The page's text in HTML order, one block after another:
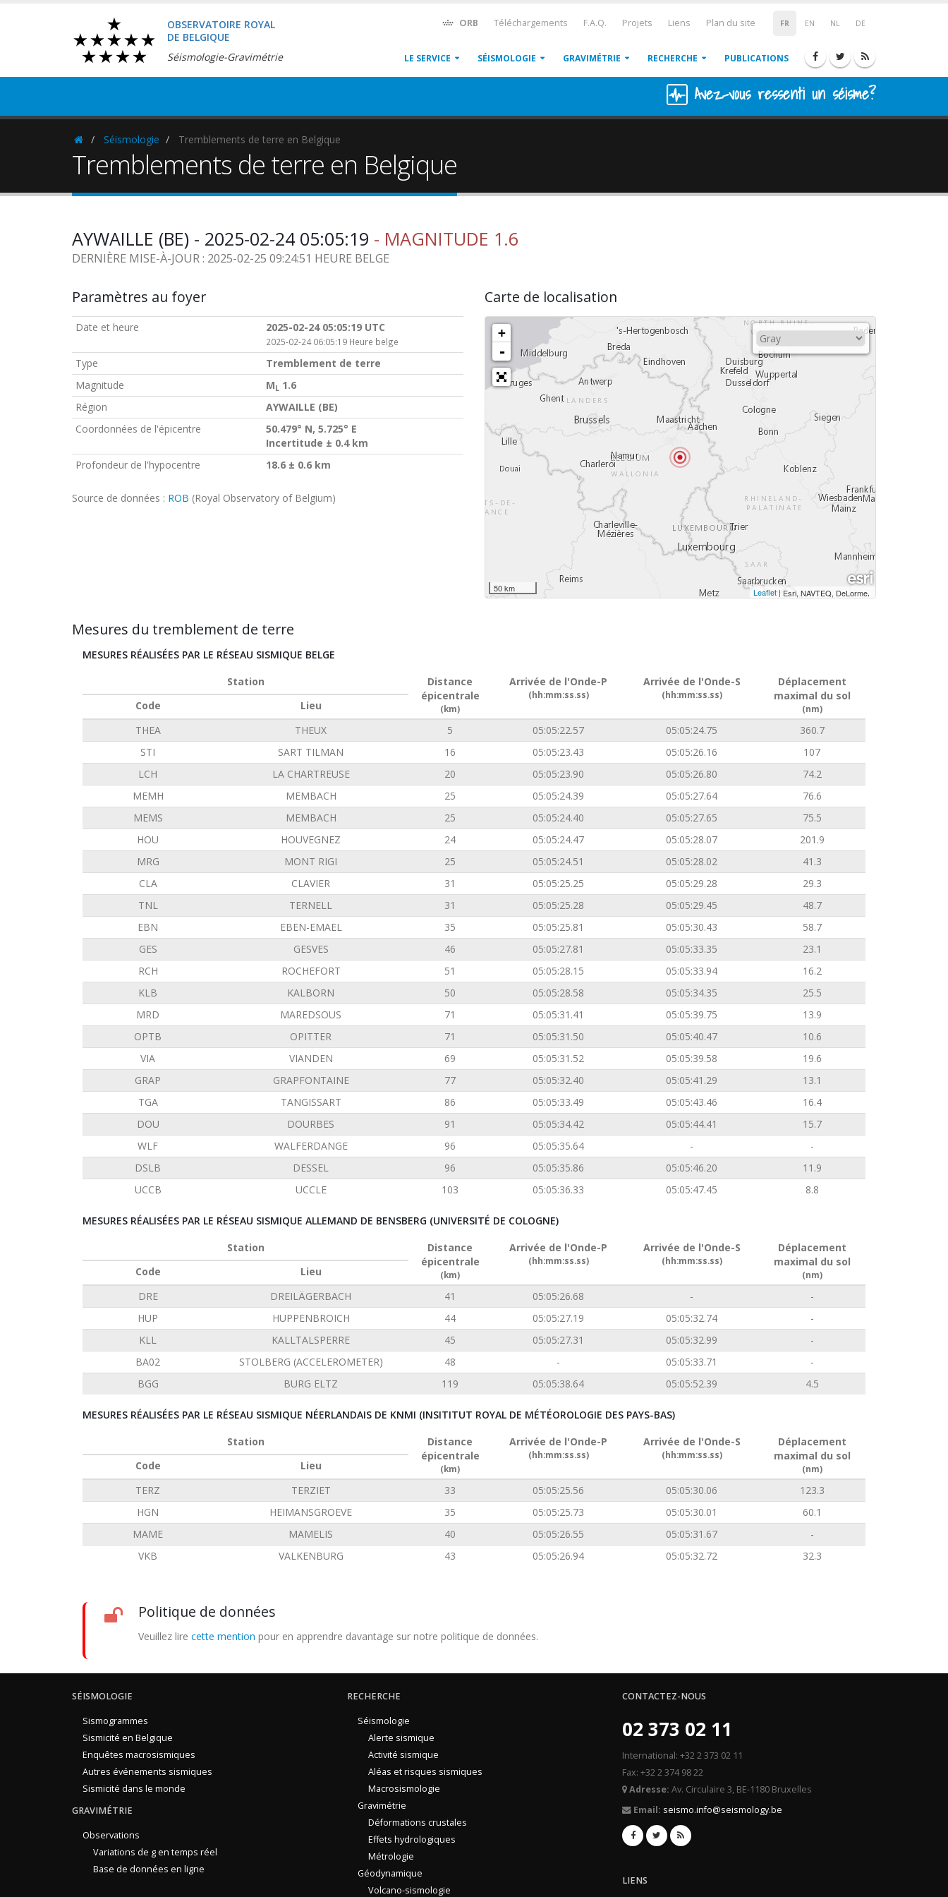
OBSERVATOIRE ROYAL
DE BELGIQUE
Séismologie-Gravimétrie
FR EN NL DE
ORB Téléchargements F.A.Q. Projets Liens Plan du site
LE SERVICE SÉISMOLOGIE GRAVIMÉTRIE RECHERCHE PUBLICATIONS
Avez-vous ressenti un séisme?
HomepageSéismologie Tremblements de terre en Belgique
Tremblements de terre en Belgique
AYWAILLE (BE) - 2025-02-24 05:05:19 - MAGNITUDE 1.6
DERNIÈRE MISE-À-JOUR : 2025-02-25 09:24:51 HEURE BELGE
Paramètres au foyer
Date et heure 2025-02-24 05:05:19 UTC
2025-02-24 06:05:19 Heure belge
Type
Tremblement de terre
Magnitude
ML 1.6
Région
AYWAILLE (BE)
Coordonnées de l'épicentre
50.479° N, 5.725° E
Incertitude ± 0.4 km
Profondeur de l'hypocentre
18.6 ± 0.6 km
Source de données : ROB (Royal Observatory of Belgium)
Carte de localisation
+
-
50 km Leaflet | Esri, NAVTEQ, DeLorme,
Mesures du tremblement de terre
MESURES RÉALISÉES PAR LE RÉSEAU SISMIQUE BELGE
Station
Distance
épicentrale
(km)
Arrivée de l'Onde-P
(hh:mm:ss.ss)
Arrivée de l'Onde-S
(hh:mm:ss.ss)
Déplacement
maximal du sol
(nm)
Code
Lieu
THEA
THEUX 5 05:05:22.57 05:05:24.75
360.7
STI
SART TILMAN 16 05:05:23.43 05:05:26.16
107
LCH
LA CHARTREUSE 20 05:05:23.90 05:05:26.80
74.2
MEMH
MEMBACH 25 05:05:24.39 05:05:27.64
76.6
MEMS
MEMBACH 25 05:05:24.40 05:05:27.65
75.5
HOU
HOUVEGNEZ 24 05:05:24.47 05:05:28.07
201.9
MRG
MONT RIGI 25 05:05:24.51 05:05:28.02
41.3
CLA
CLAVIER 31 05:05:25.25 05:05:29.28
29.3
TNL
TERNELL 31 05:05:25.28 05:05:29.45
48.7
EBN
EBEN-EMAEL 35 05:05:25.81 05:05:30.43
58.7
GES
GESVES 46 05:05:27.81 05:05:33.35
23.1
RCH
ROCHEFORT 51 05:05:28.15 05:05:33.94
16.2
KLB
KALBORN 50 05:05:28.58 05:05:34.35
25.5
MRD
MAREDSOUS 71 05:05:31.41 05:05:39.75
13.9
OPTB
OPITTER 71 05:05:31.50 05:05:40.47
10.6
VIA
VIANDEN 69 05:05:31.52 05:05:39.58
19.6
GRAP
GRAPFONTAINE 77 05:05:32.40 05:05:41.29
13.1
TGA
TANGISSART 86 05:05:33.49 05:05:43.46
16.4
DOU
DOURBES 91 05:05:34.42 05:05:44.41
15.7
WLF
WALFERDANGE 96 05:05:35.64 -
-
DSLB
DESSEL 96 05:05:35.86 05:05:46.20
11.9
UCCB
UCCLE 103 05:05:36.33 05:05:47.45 8.8
MESURES RÉALISÉES PAR LE RÉSEAU SISMIQUE ALLEMAND DE BENSBERG (UNIVERSITÉ DE COLOGNE)
Station
Distance
épicentrale
(km)
Arrivée de l'Onde-P
(hh:mm:ss.ss)
Arrivée de l'Onde-S
(hh:mm:ss.ss)
Déplacement
maximal du sol
(nm)
Code
Lieu
DRE
DREILÄGERBACH 41 05:05:26.68 -
-
HUP
HUPPENBROICH 44 05:05:27.19 05:05:32.74
-
KLL
KALLTALSPERRE 45 05:05:27.31 05:05:32.99
-
BA02
STOLBERG (ACCELEROMETER) 48 - 05:05:33.71
-
BGG
BURG ELTZ 119 05:05:38.64 05:05:52.39 4.5
MESURES RÉALISÉES PAR LE RÉSEAU SISMIQUE NÉERLANDAIS DE KNMI (INSITITUT ROYAL DE MÉTÉOROLOGIE DES PAYS-BAS)
Station
Distance
épicentrale
(km)
Arrivée de l'Onde-P
(hh:mm:ss.ss)
Arrivée de l'Onde-S
(hh:mm:ss.ss)
Déplacement
maximal du sol
(nm)
Code
Lieu
TERZ
TERZIET 33 05:05:25.56 05:05:30.06
123.3
HGN
HEIMANSGROEVE 35 05:05:25.73 05:05:30.01
60.1
MAME
MAMELIS 40 05:05:26.55 05:05:31.67
-
VKB
VALKENBURG 43 05:05:26.94 05:05:32.72 32.3
Politique de données
Veuillez lire cette mention pour en apprendre davantage sur notre politique de données.
SÉISMOLOGIE
Sismogrammes
Sismicité en Belgique
Enquêtes macrosismiques
Autres événements sismiques
Sismicité dans le monde
GRAVIMÉTRIE
Observations
Variations de g en temps réel
Base de données en ligne
RECHERCHE
Séismologie
Alerte sismique
Activité sismique
Aléas et risques sismiques
Macrosismologie
Gravimétrie
Déformations crustales
Effets hydrologiques
Métrologie
Géodynamique
Volcano-sismologie
CONTACTEZ-NOUS
02 373 02 11
International: +32 2 373 02 11
Fax: +32 2 374 98 22
Adresse: Av. Circulaire 3, BE-1180 Bruxelles
Email: seismo.info@seismology.be
LIENS